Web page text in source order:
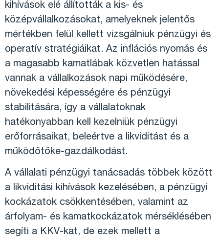
kihívások elé állították a kis- és
középvállalkozásokat, amelyeknek jelentős
mértékben felül kellett vizsgálniuk pénzügyi és
operatív stratégiáikat. Az inflációs nyomás és
a magasabb kamatlábak közvetlen hatással
vannak a vállalkozások napi működésére,
növekedési képességére és pénzügyi
stabilitására, így a vállalatoknak
hatékonyabban kell kezelniük pénzügyi
erőforrásaikat, beleértve a likviditást és a
működőtőke-gazdálkodást.
A vállalati pénzügyi tanácsadás többek között
a likviditási kihívások kezelésében, a pénzügyi
kockázatok csökkentésében, valamint az
árfolyam- és kamatkockázatok mérséklésében
segíti a KKV-kat, de ezek mellett a